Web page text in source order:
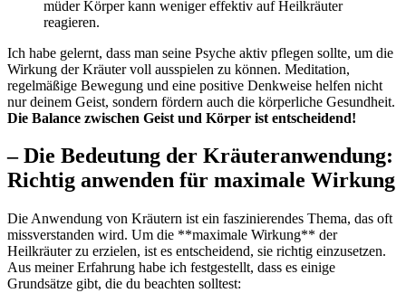
müder Körper kann weniger effektiv auf ​Heilkräuter
reagieren.
Ich habe ⁤gelernt, dass man ‍seine ‍Psyche aktiv pflegen‌ sollte, ‌um die
Wirkung der Kräuter voll ausspielen zu ⁣können. Meditation,
⁢regelmäßige Bewegung und eine positive Denkweise helfen nicht ​
nur deinem Geist, sondern⁤ fördern auch die‌ körperliche Gesundheit.
Die Balance zwischen Geist und Körper ist entscheidend!
– Die Bedeutung der‍ Kräuteranwendung:
Richtig anwenden für maximale Wirkung
Die⁤ Anwendung⁢ von Kräutern ist ein ​faszinierendes Thema, das oft
missverstanden wird. Um die **maximale Wirkung** der
Heilkräuter ⁤zu erzielen, ist es ‌entscheidend, sie richtig⁣ einzusetzen.
Aus meiner Erfahrung ⁢habe ich festgestellt, dass es einige⁤
Grundsätze gibt, ⁤die du beachten solltest: